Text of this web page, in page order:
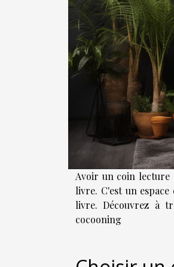
Avoir un coin lecture
livre. C'est un
livre. Découvrez à
cocooning